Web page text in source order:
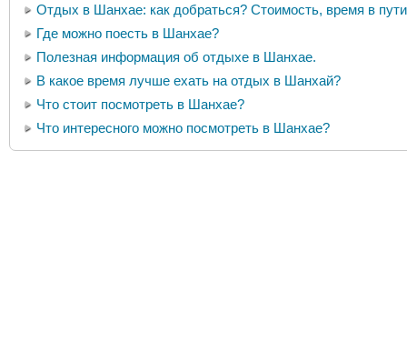
Отдых в Шанхае: как добраться? Стоимость, время в
Где можно поесть в Шанхае?
Полезная информация об отдыхе в Шанхае.
В какое время лучше ехать на отдых в Шанхай?
Что стоит посмотреть в Шанхае?
Что интересного можно посмотреть в Шанхае?